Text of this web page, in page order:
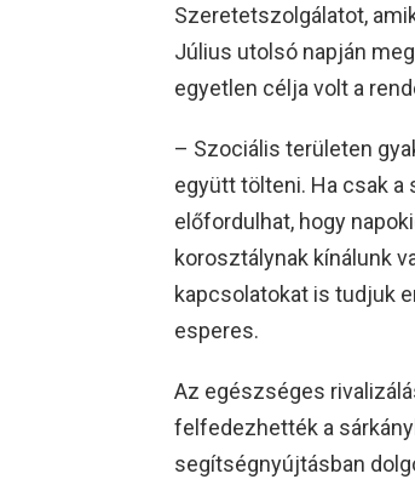
Szeretetszolgálatot,
Július utolsó napján
egyetlen célja volt a
– Szociális területen
együtt tölteni. Ha csak
előfordulhat, hogy
korosztálynak kínálunk
kapcsolatokat is tudjuk
esperes.
Az egészséges
felfedezhették a
segítségnyújtásban